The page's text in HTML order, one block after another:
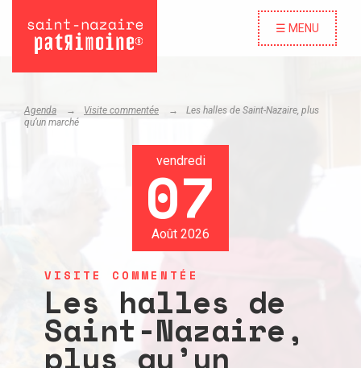
☰ MENU
Agenda Visite commentée
Les halles de Saint-Nazaire, plus
qu’un marché
vendredi
07
Août 2026
VISITE COMMENTÉE
Les halles de
Saint-Nazaire,
plus qu’un